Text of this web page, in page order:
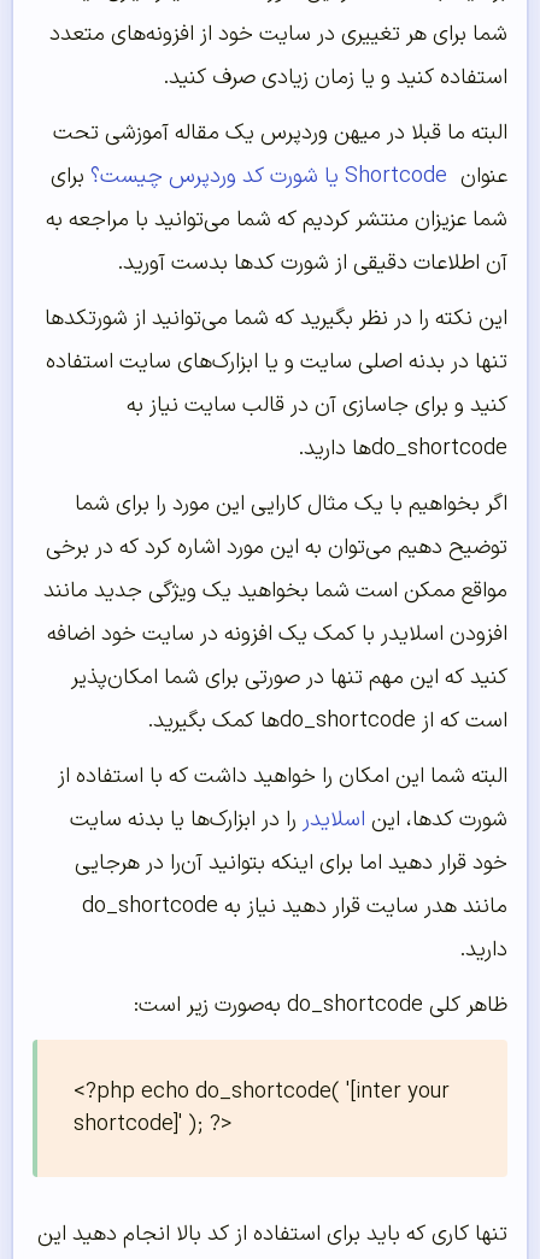
شما برای هر تغییری در سایت خود از افزونه‌های متعدد
استفاده کنید و یا زمان زیادی صرف کنید.
البته ما قبلا در میهن وردپرس یک مقاله آموزشی تحت
عنوان Shortcode یا شورت کد وردپرس چیست؟
برای
شما عزیزان منتشر کردیم که شما می‌‌توانید با مراجعه به
آن اطلاعات دقیقی از شورت کدها بدست آورید.
این نکته را در نظر بگیرید که شما می‌توانید از شورتکدها
تنها در بدنه اصلی سایت و یا ابزارک‌های سایت استفاده
کنید و برای جاسازی آن در قالب سایت نیاز به
do_shortcodeها دارید.
اگر بخواهیم با یک مثال کارایی این مورد را برای شما
توضیح دهیم می‌توان به این مورد اشاره کرد که در برخی
مواقع ممکن است شما بخواهید یک ویژگی جدید مانند
افزودن اسلایدر با کمک یک افزونه در سایت خود اضافه
کنید که این مهم تنها در صورتی برای شما امکان‌پذیر
است که از do_shortcodeها کمک بگیرید.
البته شما این امکان را خواهید داشت که با استفاده از
شورت کدها، این اسلایدر را در ابزارک‌ها یا بدنه سایت
خود قرار دهید اما برای اینکه بتوانید آن‌را در هرجایی
مانند هدر سایت قرار دهید نیاز به do_shortcode
دارید.
ظاهر کلی do_shortcode به‌‌صورت زیر است:
<?php echo do_shortcode( '[inter your
shortcode]' ); ?>
تنها کاری که باید برای استفاده از کد بالا انجام دهید این